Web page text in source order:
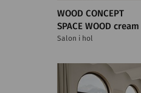
WOOD CONCEPT
SPACE WOOD cream
Salon i hol